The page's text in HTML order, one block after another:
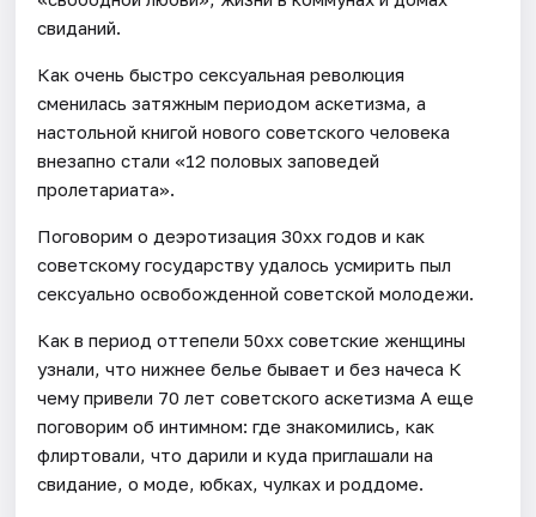
свиданий.
Как очень быстро сексуальная революция
сменилась затяжным периодом аскетизма, а
настольной книгой нового советского человека
внезапно стали «12 половых заповедей
пролетариата».
Поговорим о деэротизация 30хх годов и как
советскому государству удалось усмирить пыл
сексуально освобожденной советской молодежи.
Как в период оттепели 50хх советские женщины
узнали, что нижнее белье бывает и без начеса К
чему привели 70 лет советского аскетизма А еще
поговорим об интимном: где знакомились, как
флиртовали, что дарили и куда приглашали на
свидание, о моде, юбках, чулках и роддоме.